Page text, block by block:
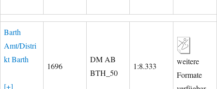
Barth
Amt/Distri
kt Barth
[+]
1696
DM AB
BTH_50
1:8.333
weitere
Formate